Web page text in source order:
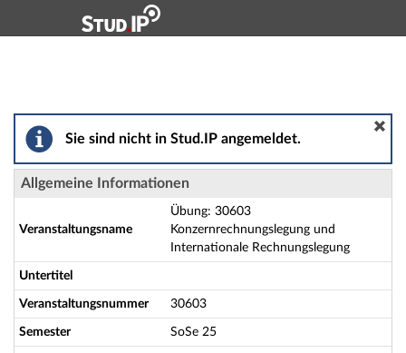
Hauptnavigation
Übung: 30603 Konzernrechnungslegung und
Sie sind nicht in Stud.IP angemeldet.
Allgemeine Informationen
Veranstaltungsname
Übung: 30603
Konzernrechnungslegung und
Internationale Rechnungslegung
Untertitel
Veranstaltungsnummer 30603
Semester SoSe 25